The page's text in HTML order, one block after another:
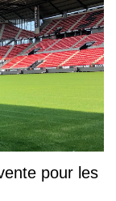
pour les